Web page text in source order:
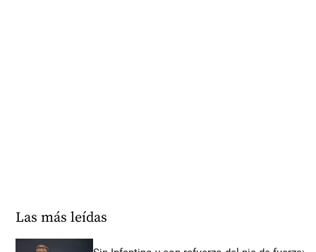
Las más leídas